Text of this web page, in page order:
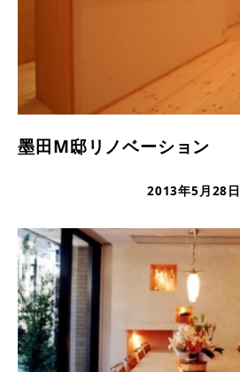
墨田M邸リノベーション
更新日
2013年5月28日